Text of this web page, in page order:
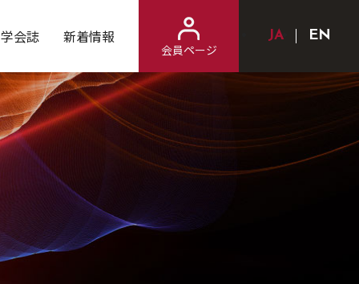
学会誌 新着情報
会員ページ
Japanese